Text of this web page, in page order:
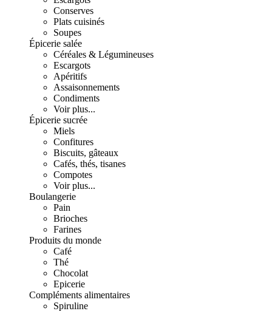
Conserves
Plats cuisinés
Soupes
Épicerie salée
Céréales & Légumineuses
Escargots
Apéritifs
Assaisonnements
Condiments
Voir plus...
Épicerie sucrée
Miels
Confitures
Biscuits, gâteaux
Cafés, thés, tisanes
Compotes
Voir plus...
Boulangerie
Pain
Brioches
Farines
Produits du monde
Café
Thé
Chocolat
Epicerie
Compléments alimentaires
Spiruline